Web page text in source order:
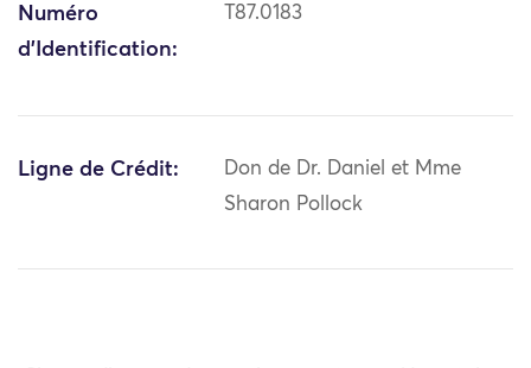
Numéro
d'Identification:
T87.0183
Ligne de Crédit:
Don de Dr. Daniel et Mme
Sharon Pollock